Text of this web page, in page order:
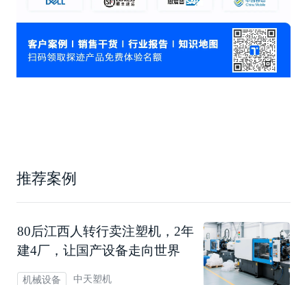
推荐案例
80后江西人转行卖注塑机，2年
建4厂，让国产设备走向世界
机械设备 中天塑机